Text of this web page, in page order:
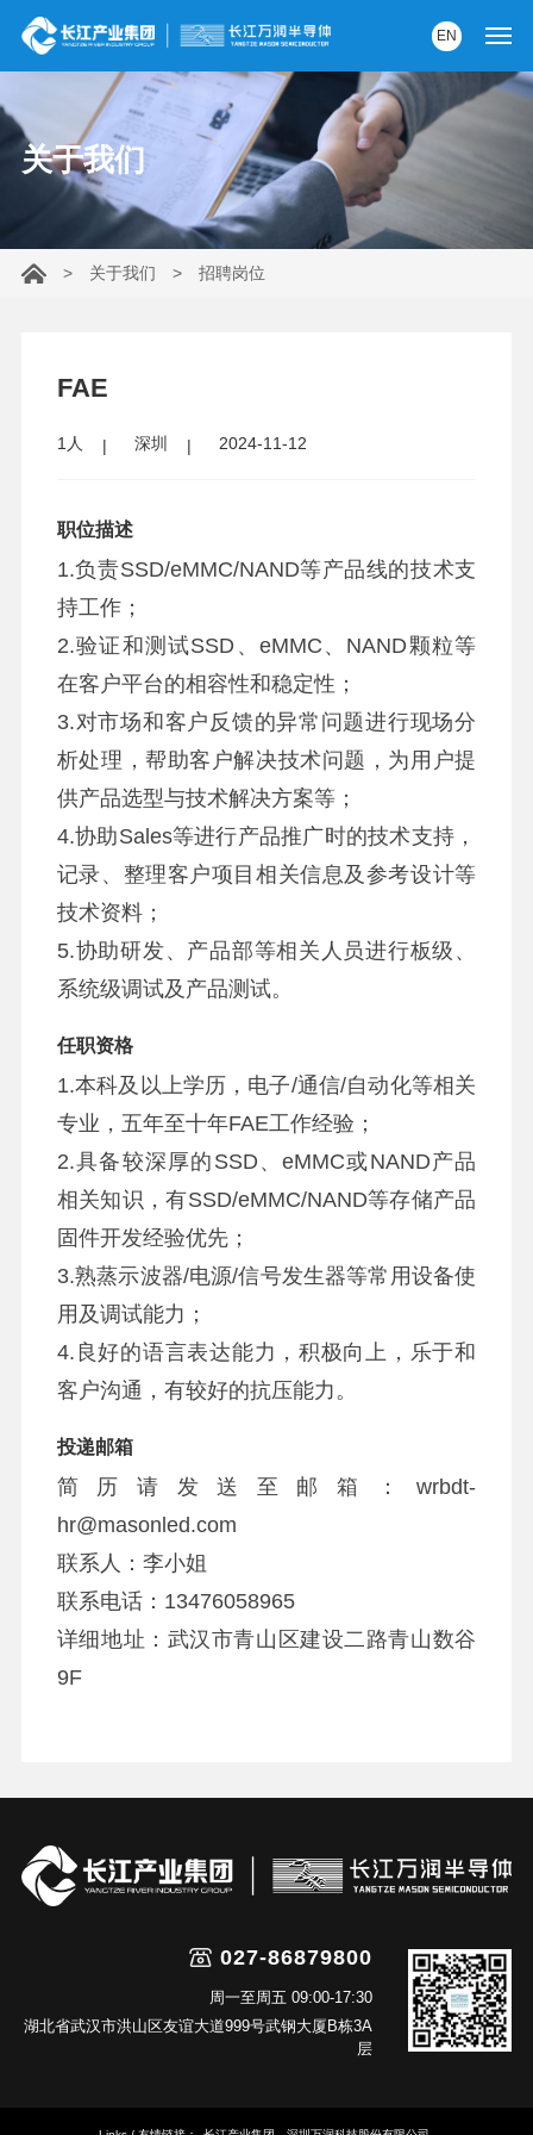
产品中心
服务支持
内部AI助手
EN
关于我们
> 关于我们 > 招聘岗位
FAE
1人 深圳 2024-11-12
职位描述
1.负责SSD/eMMC/NAND等产品线的技术支
持工作；
2.验证和测试SSD、eMMC、NAND颗粒等
在客户平台的相容性和稳定性；
3.对市场和客户反馈的异常问题进行现场分
析处理，帮助客户解决技术问题，为用户提
供产品选型与技术解决方案等；
4.协助Sales等进行产品推广时的技术支持，
记录、整理客户项目相关信息及参考设计等
技术资料；
5.协助研发、产品部等相关人员进行板级、
系统级调试及产品测试。
任职资格
1.本科及以上学历，电子/通信/自动化等相关
专业，五年至十年FAE工作经验；
2.具备较深厚的SSD、eMMC或NAND产品
相关知识，有SSD/eMMC/NAND等存储产品
固件开发经验优先；
3.熟蒸示波器/电源/信号发生器等常用设备使
用及调试能力；
4.良好的语言表达能力，积极向上，乐于和
客户沟通，有较好的抗压能力。
投递邮箱
简历请发送至邮箱：wrbdt-
hr@masonled.com
联系人：李小姐
联系电话：13476058965
详细地址：武汉市青山区建设二路青山数谷
9F
027-86879800
周一至周五 09:00-17:30
湖北省武汉市洪山区友谊大道999号武钢大厦B栋3A
层